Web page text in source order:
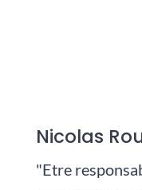
Nicolas
"Etre